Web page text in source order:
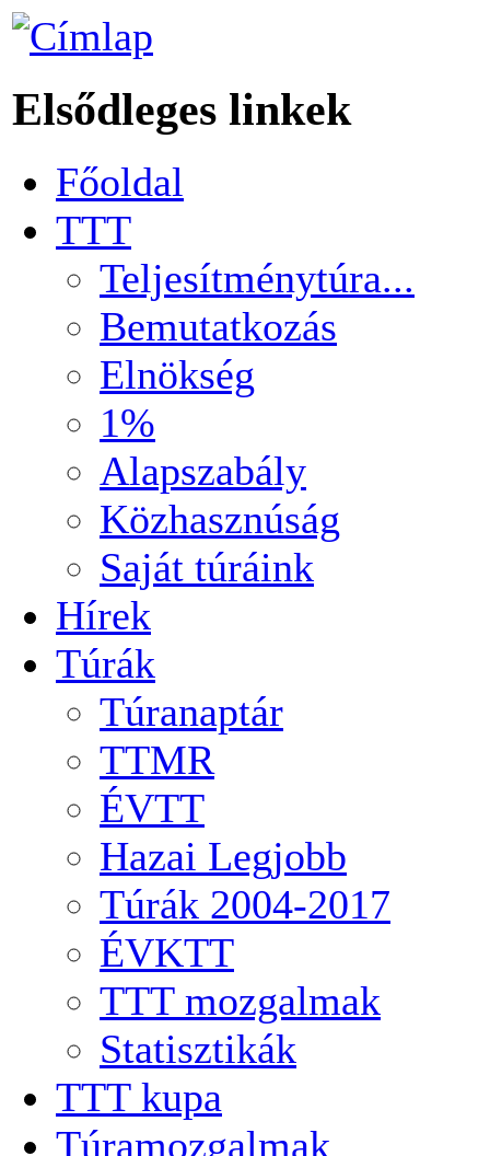
Elsődleges linkek
Főoldal
TTT
Teljesítménytúra...
Bemutatkozás
Elnökség
1%
Alapszabály
Közhasznúság
Saját túráink
Hírek
Túrák
Túranaptár
TTMR
ÉVTT
Hazai Legjobb
Túrák 2004-2017
ÉVKTT
TTT mozgalmak
Statisztikák
TTT kupa
Túramozgalmak